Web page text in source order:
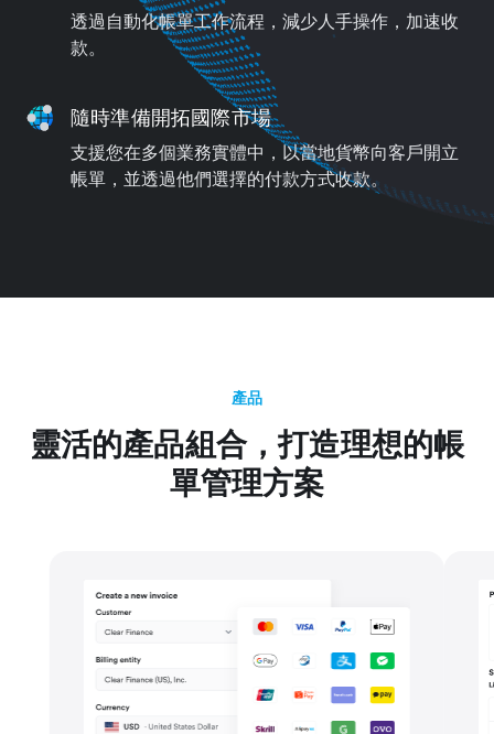
透過自動化帳單工作流程，減少人手操作，加速收
款。
隨時準備開拓國際市場
支援您在多個業務實體中，以當地貨幣向客戶開立
帳單，並透過他們選擇的付款方式收款。
產品
靈活的產品組合，打造理想的帳
單管理方案